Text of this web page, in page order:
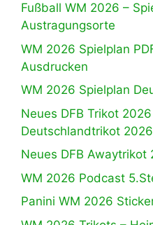
Fußball WM 2026 –
Austragungsorte
WM 2026 Spielplan
Ausdrucken
WM 2026 Spielplan
Neues DFB Trikot
Deutschlandtrikot 2026
Neues DFB Awaytrikot
WM 2026 Podcast
Panini WM 2026